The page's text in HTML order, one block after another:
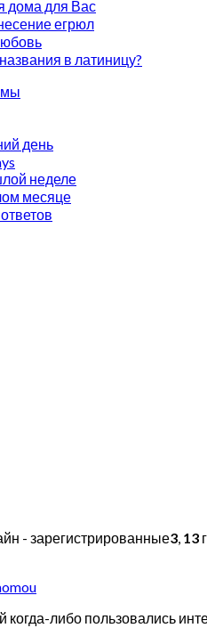
дома для Вас
егрюл
в латиницу?
день
неделе
месяце
- зарегистрированные3, 13
либо пользовались